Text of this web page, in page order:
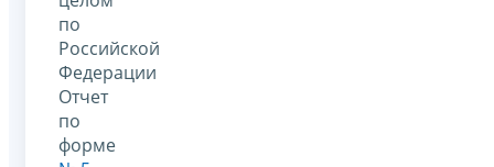
по
Российской
Федерации
Отчет
по
форме